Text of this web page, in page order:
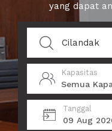
yang dapat
Kapasitas
Semua
Tanggal
09 Aug